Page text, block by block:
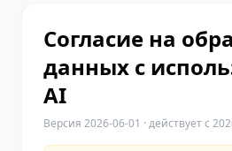
Согласие на
данных с
AI
Версия 2026-06-01 · действует с